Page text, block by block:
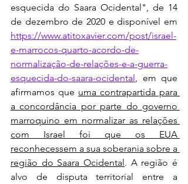
esquecida do Saara Ocidental", de 14
https://www.atitoxavier.com/post/israel-
e-marrocos-quarto-acordo-de-
normalização-de-relações-e-a-guerra-
esquecida-do-saara-ocidental , em que
afirmamos que uma contrapartida para
a concordância por parte do governo
marroquino em normalizar as relações
com Israel foi que os EUA
reconhecessem a sua soberania sobre a
região do Saara Ocidental. A região é
alvo de disputa territorial entre a